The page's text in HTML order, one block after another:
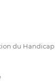
du Handicap